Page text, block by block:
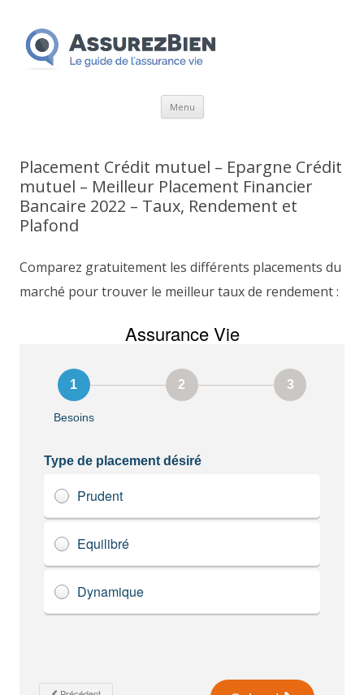
Menu Aller
Placement Crédit mutuel – Epargne Crédit
mutuel – Meilleur Placement Financier
Bancaire 2022 – Taux, Rendement et
Plafond
Comparez gratuitement les différents placements du
marché pour trouver le meilleur taux de rendement :